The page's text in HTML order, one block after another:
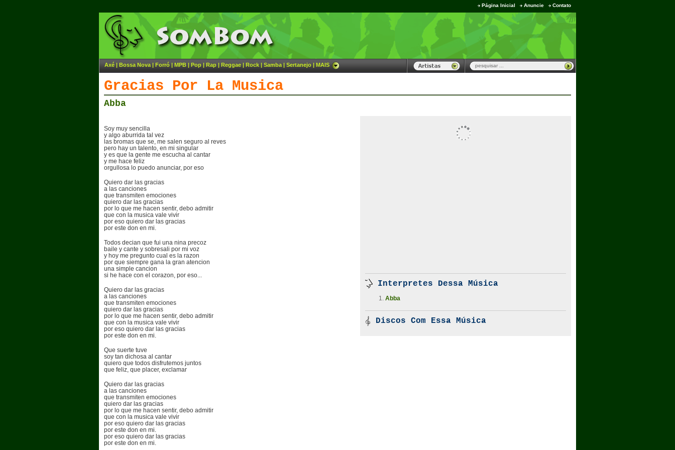
Página Inicial Anuncie Contato
Axé | Bossa Nova | Forró | MPB | Pop | Rap | Reggae | Rock | Samba | Sertanejo | MAIS
Gracias Por La Musica
Abba
Soy muy sencilla
y algo aburrida tal vez
las bromas que se, me salen seguro al reves
pero hay un talento, en mi singular
y es que la gente me escucha al cantar
y me hace feliz
orgullosa lo puedo anunciar, por eso
Quiero dar las gracias
a las canciones
que transmiten emociones
quiero dar las gracias
por lo que me hacen sentir, debo admitir
que con la musica vale vivir
por eso quiero dar las gracias
por este don en mi.
Todos decian que fui una nina precoz
baile y cante y sobresali por mi voz
y hoy me pregunto cual es la razon
por que siempre gana la gran atencion
una simple cancion
si he hace con el corazon, por eso...
Quiero dar las gracias
a las canciones
que transmiten emociones
quiero dar las gracias
por lo que me hacen sentir, debo admitir
que con la musica vale vivir
por eso quiero dar las gracias
por este don en mi.
Que suerte tuve
soy tan dichosa al cantar
quiero que todos disfrutemos juntos
que feliz, que placer, exclamar
Quiero dar las gracias
a las canciones
que transmiten emociones
quiero dar las gracias
por lo que me hacen sentir, debo admitir
que con la musica vale vivir
por eso quiero dar las gracias
por este don en mi.
por eso quiero dar las gracias
por este don en mi.
Interpretes Dessa Música
Abba
Discos Com Essa Música